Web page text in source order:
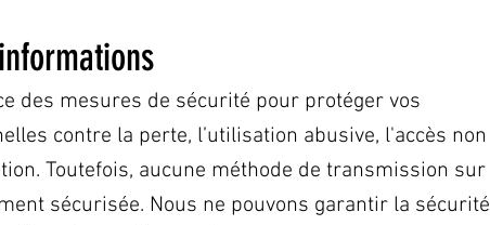
des mesures de sécurité pour protéger vos
contre la perte, l’utilisation abusive, l'accès non
Toutefois, aucune méthode de transmission sur
sécurisée. Nous ne pouvons garantir la sécurité